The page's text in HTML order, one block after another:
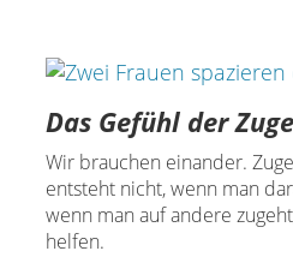
Das Gefühl der
Wir brauchen einander.
entsteht nicht, wenn man
wenn man auf andere
helfen.